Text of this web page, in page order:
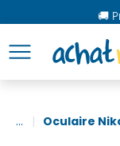
🚚
... Oculaire